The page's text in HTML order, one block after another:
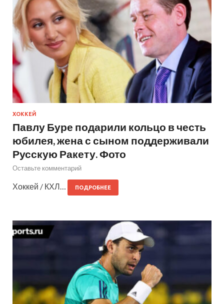
ХОККЕЙ
Павлу Буре подарили кольцо в честь
юбилея, жена с сыном поддерживали
Русскую Ракету. Фото
Оставьте комментарий
Хоккей / КХЛ… ПОДРОБНЕЕ